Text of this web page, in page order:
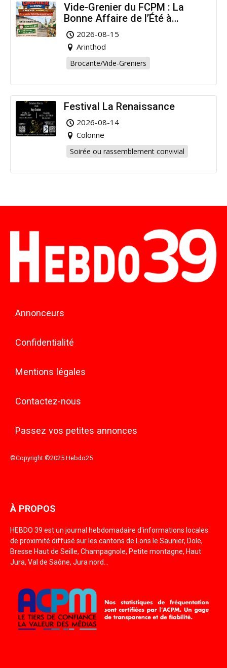
Vide-Grenier du FCPM : La
Bonne Affaire de l’Été à
Arinthod !
2026-08-15
Arinthod
Brocante/Vide-Greniers
Festival La Renaissance
2026-08-14
Colonne
Soirée ou rassemblement convivial